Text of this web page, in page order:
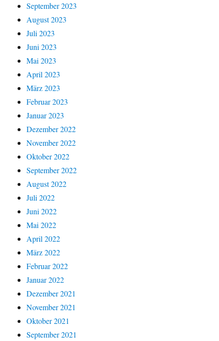
September 2023
August 2023
Juli 2023
Juni 2023
Mai 2023
April 2023
März 2023
Februar 2023
Januar 2023
Dezember 2022
November 2022
Oktober 2022
September 2022
August 2022
Juli 2022
Juni 2022
Mai 2022
April 2022
März 2022
Februar 2022
Januar 2022
Dezember 2021
November 2021
Oktober 2021
September 2021